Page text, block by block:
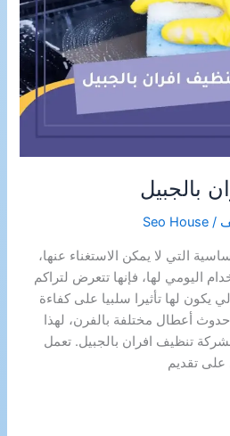
بالجبيل
/
Seo House
التي لا يمكن الاستغناء عنها،
اليومي لها، فإنها تتعرض لتراكم
يكون لها تأثيرا سلبيا على كفاءة
أعطال مختلفة بالفرن، لهذا
تنظيف افران بالجبيل. تعمل
على تقديم